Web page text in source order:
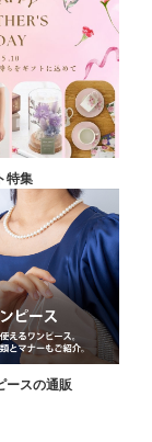
特集
ースの通販